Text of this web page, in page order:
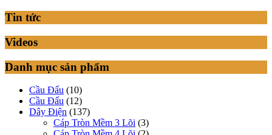
Tin tức
Videos
Danh mục sản phẩm
Cầu Đấu (10)
Cầu Đấu (12)
Dây Điện (137)
Cáp Tròn Mềm 3 Lõi (3)